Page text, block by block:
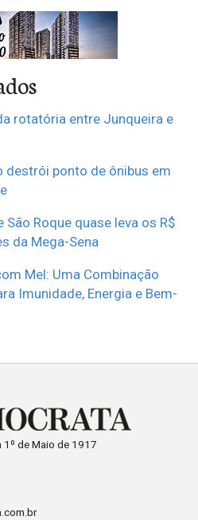
rotatória entre Junqueira e
destrói ponto de ônibus em
São Roque quase leva os R$
da Mega-Sena
Mel: Uma Combinação
Imunidade, Energia e Bem-
1º de Maio de 1917